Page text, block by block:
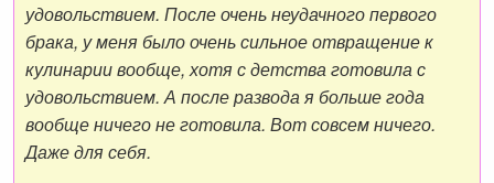
удовольствием. После очень неудачного первого
брака, у меня было очень сильное отвращение к
кулинарии вообще, хотя с детства готовила с
удовольствием. А после развода я больше года
вообще ничего не готовила. Вот совсем ничего.
Даже для себя.